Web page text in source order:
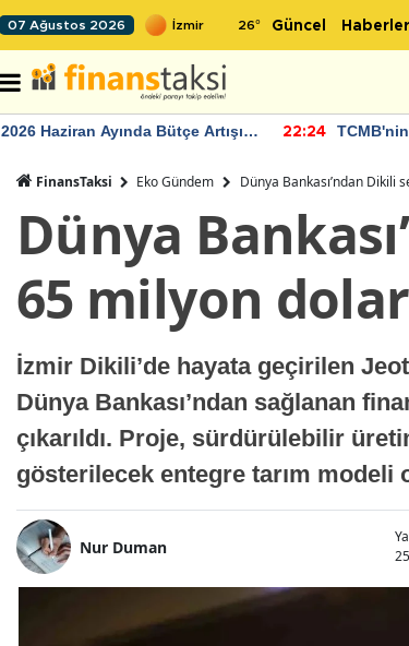
07 Ağustos 2026 26° Güncel Haberler
2026 Haziran Ayında Bütçe Artışı
22:24
FinansTaksi Eko Gündem Dünya Bankası’ndan Dikili
Dünya
65 milyon
İzmir Dikili’de hayata geçirilen
Dünya Bankası’ndan sağlanan
çıkarıldı. Proje, sürdürülebilir
gösterilecek entegre tarım
Nur Duman